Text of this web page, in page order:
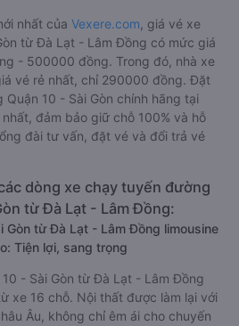
nhất của Vexere.com , giá vé xe
từ Đà Lạt - Lâm Đồng có mức giá
- 500000 đồng. Trong đó, nhà xe
vé rẻ nhất, chỉ 290000 đồng. Đặt
10 - Sài Gòn chính hãng tại
đảm bảo giữ chỗ 100% và hỗ
đài tư vấn, đặt vé và đổi trả vé
dòng xe chạy tuyến đường
từ Đà Lạt - Lâm Đồng:
Gòn từ Đà Lạt - Lâm Đồng limousine
Tiện lợi, sang trọng
- Sài Gòn từ Đà Lạt - Lâm Đồng
xe 16 chỗ. Nội thất được làm lại với
Âu, không chỉ êm ái cho chuyến